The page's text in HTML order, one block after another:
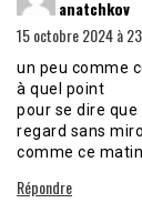
anatchkov
15 octobre 2024 à
un peu comme
à quel point
pour se dire
regard sans
comme ce
Répondre